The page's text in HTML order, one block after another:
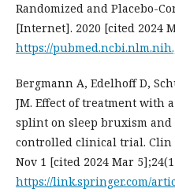
Randomized and Placebo-
[Internet]. 2020 [cited 2024
https://
Bergmann A, Edelhoff D,
JM. Effect of treatment with
splint on sleep bruxism and
controlled clinical trial. Clin
Nov 1 [cited 2024 Mar
https://link.springer.com/